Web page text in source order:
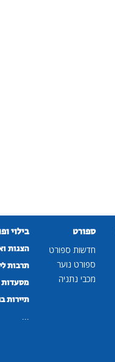
ספורט
חדשות ספורט
ספורט נוער
מכבי נתניה
בילוי
הצגות
תרבות
מסעדות
תיירות